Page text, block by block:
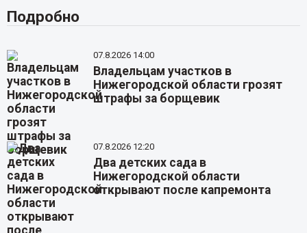
Подробно
07.8.2026 14:00
Владельцам участков в
Нижегородской области грозят
штрафы за борщевик
07.8.2026 12:20
Два детских сада в
Нижегородской области
открывают после капремонта